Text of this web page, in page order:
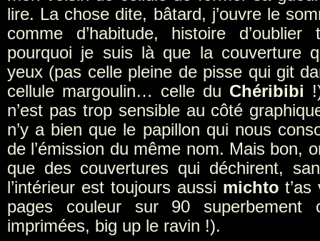
lire. La chose dite, bâtard, j’ouvre le
comme d’habitude, histoire
pourquoi je suis là que la couverture
yeux (pas celle pleine de pisse qui git
cellule margoulin… celle du Chéribibi
n’est pas trop sensible au côté
n’y a bien que le papillon qui nous
de l’émission du même nom. Mais bon,
que des couvertures qui déchirent,
l’intérieur est toujours aussi michto
pages couleur sur 90 superbement
imprimées, big up le ravin !).